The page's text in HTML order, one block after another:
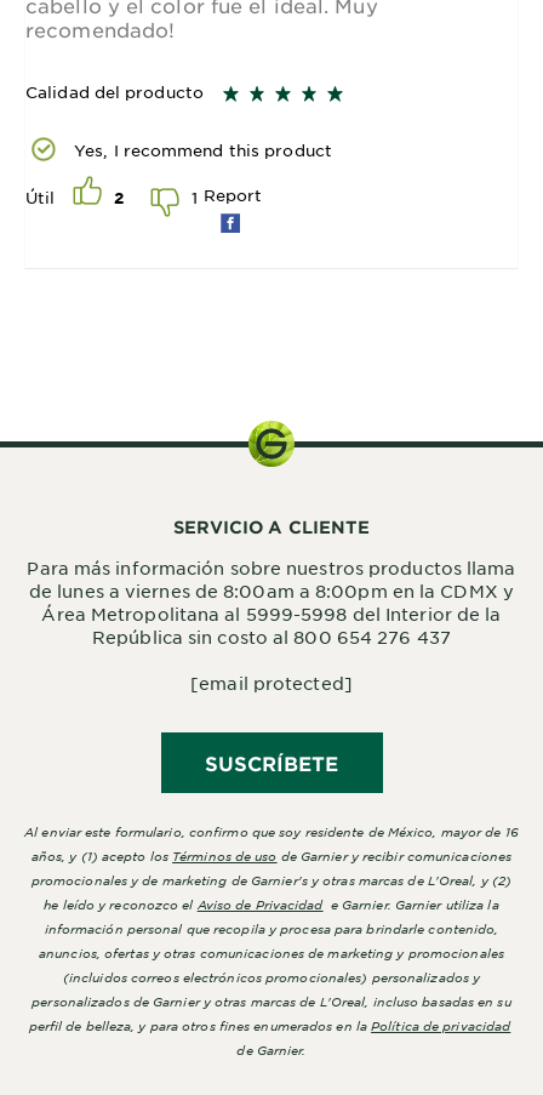
cabello y el color fue el ideal. Muy
recomendado!
Calidad del producto
Yes, I recommend this product
Útil 2 1 Report
SERVICIO A CLIENTE
Para más información sobre nuestros productos llama
de lunes a viernes de 8:00am a 8:00pm en la CDMX y
Área Metropolitana al 5999-5998 del Interior de la
República sin costo al 800 654 276 437
[email protected]
SUSCRÍBETE
Al enviar este formulario, confirmo que soy residente de México, mayor de 16
años, y (1) acepto los Términos de uso de Garnier y recibir comunicaciones
promocionales y de marketing de Garnier's y otras marcas de L'Oreal, y (2)
he leído y reconozco el Aviso de Privacidade Garnier. Garnier utiliza la
información personal que recopila y procesa para brindarle contenido,
anuncios, ofertas y otras comunicaciones de marketing y promocionales
(incluidos correos electrónicos promocionales) personalizados y
personalizados de Garnier y otras marcas de L'Oreal, incluso basadas en su
perfil de belleza, y para otros fines enumerados en laPolítica de privacidad
de Garnier.